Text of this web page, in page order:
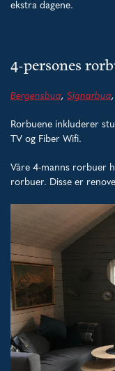
ekstra dagene.
4-persones
Bergensbua, Signarbua,
Rorbuene inkluderer
TV og Fiber Wifi.
Våre 4-manns rorbuer
rorbuer. Disse er